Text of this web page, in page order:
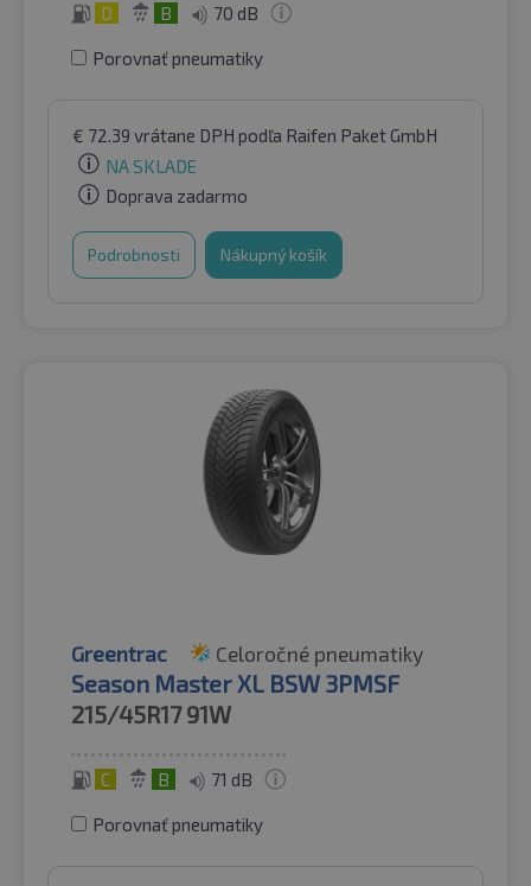
D B 70 dB
Porovnať pneumatiky
€ 72.39 vrátane DPH podľa Raifen Paket GmbH
NA SKLADE
Doprava zadarmo
Podrobnosti Nákupný košík
Greentrac Celoročné pneumatiky
Season Master XL BSW 3PMSF
215/45R17 91W
C B 71 dB
Porovnať pneumatiky